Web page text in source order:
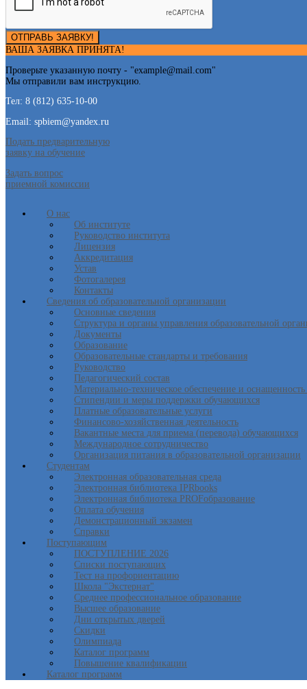
ОТПРАВЬ ЗАЯВКУ!
ВАША ЗАЯВКА ПРИНЯТА!
Проверьте указанную почту - "example@mail.com"
Мы отправили вам инструкцию.
Тел: 8 (812) 635-10-00
Email: spbiem@yandex.ru
Подать предварительную
заявку на обучение
Задать вопрос
приемной комиссии
О нас
Об институте
Руководство института
Лицензия
Аккредитация
Устав
Фотогалерея
Контакты
Сведения об образовательной организации
Основные сведения
Структура и органы управления образовательной
Документы
Образование
Образовательные стандарты и требования
Руководство
Педагогический состав
Материально-техническое обеспечение и
Стипендии и меры поддержки обучающихся
Платные образовательные услуги
Финансово-хозяйственная деятельность
Вакантные места для приема (перевода) обучающихся
Международное сотрудничество
Организация питания в образовательной организации
Студентам
Электронная образовательная среда
Электронная библиотека IPRbooks
Электронная библиотека PROFобразование
Оплата обучения
Демонстрационный экзамен
Справки
Поступающим
ПОСТУПЛЕНИЕ 2026
Списки поступающих
Тест на профориентацию
Школа "Экстернат"
Среднее профессиональное образование
Высшее образование
Дни открытых дверей
Скидки
Олимпиада
Каталог программ
Повышение квалификации
Каталог программ